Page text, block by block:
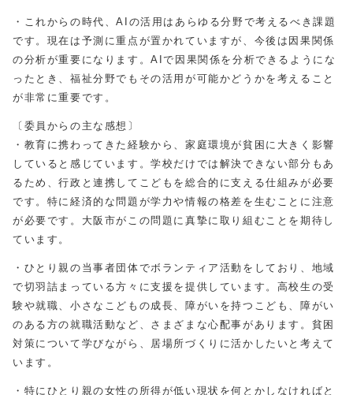
・これからの時代、AI の活用はあらゆる分野で考えるべき課題
です。現在は予測に重点が置かれていますが、今後は因果関係
の分析が重要になります。AIで因果関係を分析できるようにな
ったとき、福祉分野でもその活用が可能かどうかを考えること
が非常に重要です。
〔委員からの主な感想〕
・教育に携わってきた経験から、家庭環境が貧困に大きく影響
していると感じています。学校だけでは解決できない部分もあ
るため、行政と連携してこどもを総合的に支える仕組みが必要
です。特に経済的な問題が学力や情報の格差を生むことに注意
が必要です。大阪市がこの問題に真摯に取り組むことを期待し
ています。
・ひとり親の当事者団体でボランティア活動をしており、地域
で切羽詰まっている方々に支援を提供しています。高校生の受
験や就職、小さなこどもの成長、障がいを持つこども、障がい
のある方の就職活動など、さまざまな心配事があります。貧困
対策について学びながら、居場所づくりに活かしたいと考えて
います。
・特にひとり親の女性の所得が低い現状を何とかしなければと